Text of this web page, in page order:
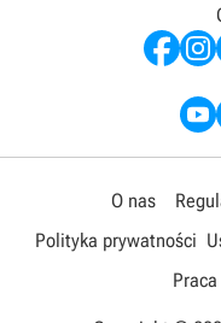
O nas
Polityka prywatności
Praca